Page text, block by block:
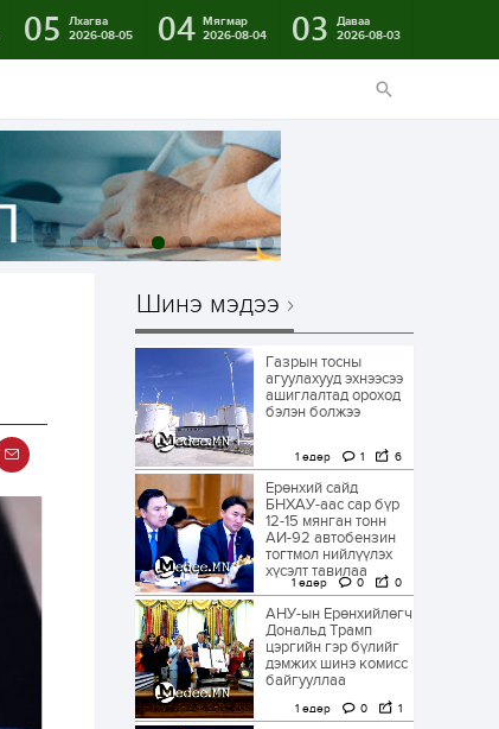
05
Лхагва
2026-08-05
04 Мягмар
2026-08-04
03
Даваа
2026-08-03
Шинэ мэдээ
Газрын тосны
агуулахууд эхнээсээ
ашиглалтад ороход
бэлэн болжээ
1 өдөр 1 6
Ерөнхий сайд
БНХАУ-аас сар бүр
12-15 мянган тонн
АИ-92 автобензин
тогтмол нийлүүлэх
хүсэлт тавилаа
1 өдөр 0 0
АНУ-ын Ерөнхийлөгч
Дональд Трамп
цэргийн гэр бүлийг
дэмжих шинэ комисс
байгууллаа
1 өдөр 0 1